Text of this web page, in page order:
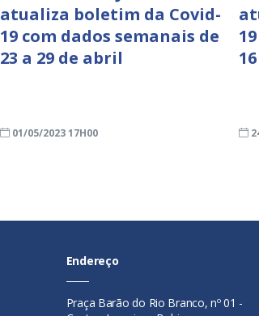
atualiza boletim da Covid-
19 com dados semanais de
23 a 29 de abril
01/05/2023 17H00
Endereço
Praça Barão do Rio Branco, nº 01 -